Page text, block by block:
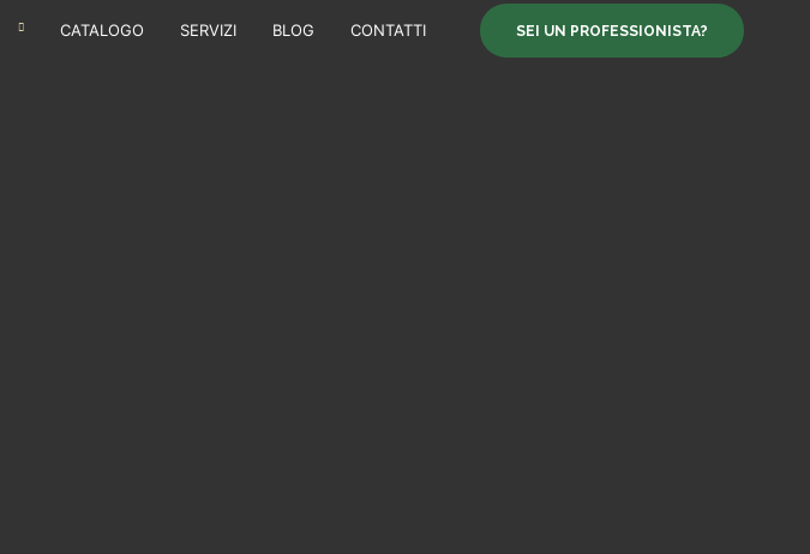
CATALOGO SERVIZI BLOG CONTATTI SEI UN PROFESSIONISTA?